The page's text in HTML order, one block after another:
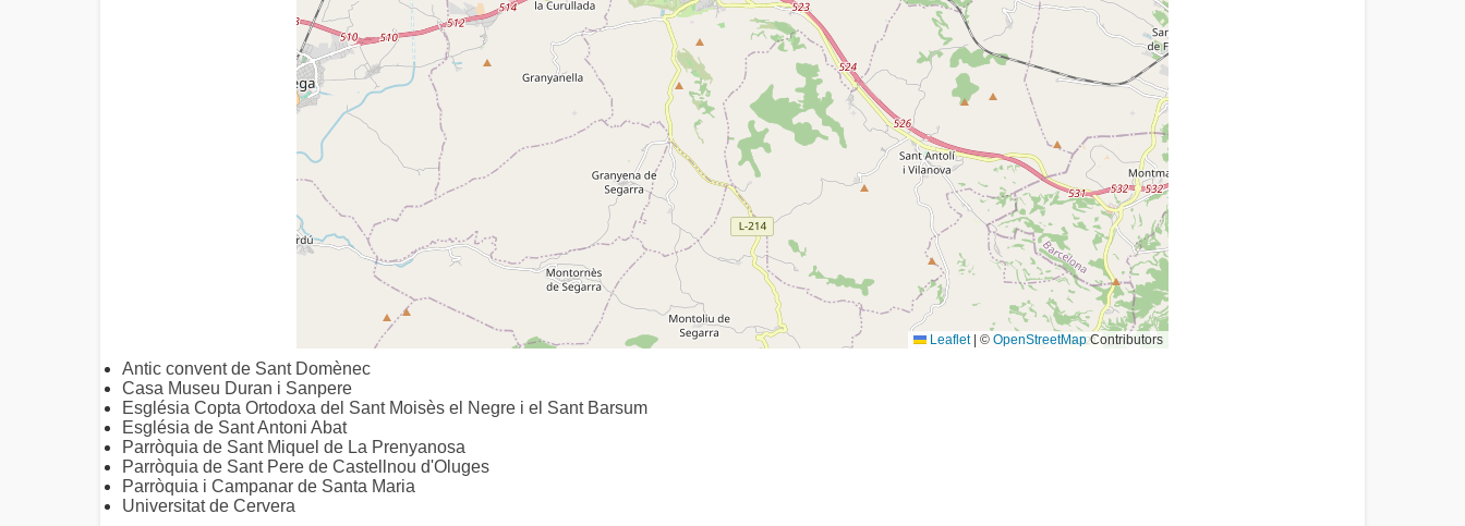
Leaflet © OpenStreetMapContributors
Antic convent de Sant Domènec
Casa Museu Duran i Sanpere
Església Copta Ortodoxa del Sant Moisès el Negre i el Sant Barsum
Església de Sant Antoni Abat
Parròquia de Sant Miquel de La Prenyanosa
Parròquia de Sant Pere de Castellnou d'Oluges
Parròquia i Campanar de Santa Maria
Universitat de Cervera